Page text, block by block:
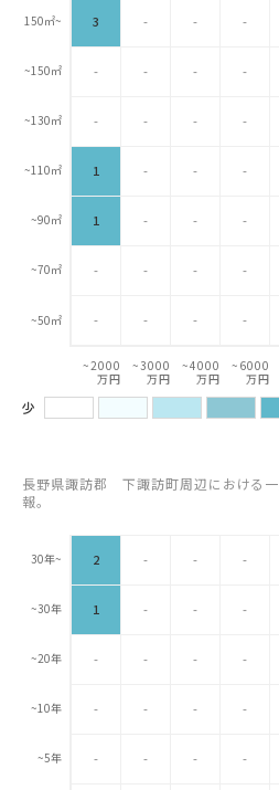
150㎡~ 3 - - -
~150㎡ - - - -
~130㎡ - - - -
~110㎡ 1 - - -
~90㎡ 1 - - -
~70㎡ - - - -
~50㎡ - - - -
~2000
万円
~3000
万円
~4000
万円
~6000
万円
少
長野県諏訪郡 下諏訪町周辺における
報。
30年~ 2 - - -
~30年 1 - - -
~20年 - - - -
~10年 - - - -
~5年 - - - -